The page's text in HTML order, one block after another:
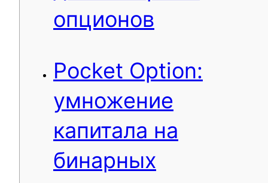
опционов
Pocket Option:
умножение
капитала на
бинарных